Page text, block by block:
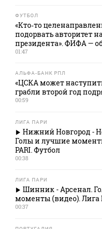
ФУТБОЛ
«Кто‑то
подорвать авторитет
президента». ФИФА —
01:47
АЛЬФА-БАНК РПЛ
«ЦСКА может
грабли второй год
00:59
ЛИГА ПАРИ
Нижний Новгород -
Голы и лучшие
PARI. Футбол
00:38
ЛИГА ПАРИ
Шинник - Арсенал.
моменты (видео). Лига
00:37